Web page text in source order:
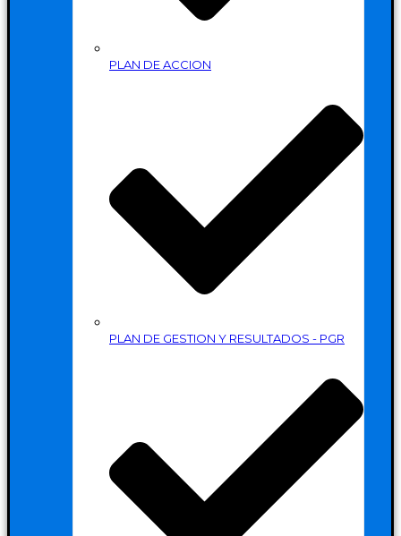
PLAN DE ACCION
PLAN DE GESTION Y RESULTADOS - PGR